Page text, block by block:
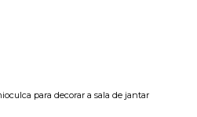
para decorar a sala de jantar